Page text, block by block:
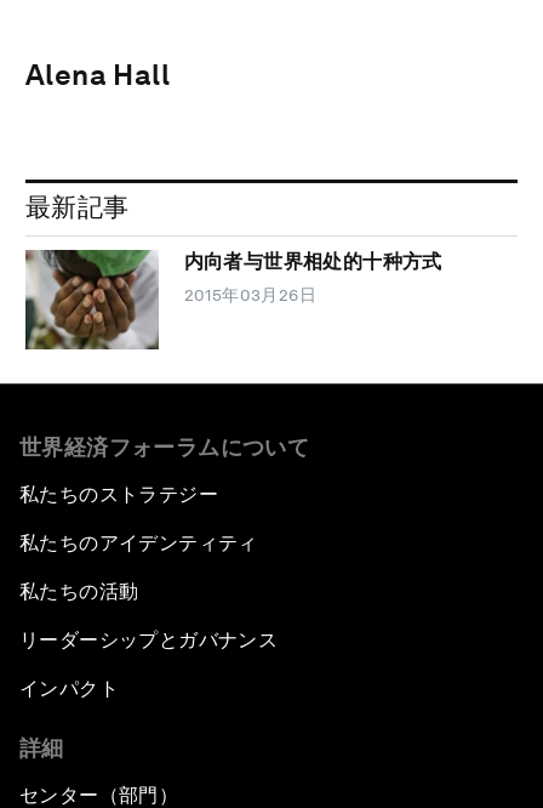
Alena Hall
最新記事
内向者与世界相处的十种方式
2015年03月26日
世界経済フォーラムについて
私たちのストラテジー
私たちのアイデンティティ
私たちの活動
リーダーシップとガバナンス
インパクト
詳細
センター（部門）